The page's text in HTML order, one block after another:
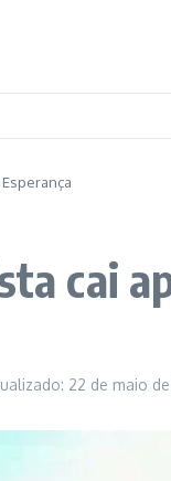
cai
22 de maio